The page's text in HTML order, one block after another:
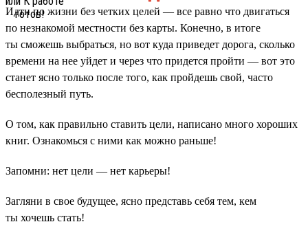
Идти по жизни без четких целей — все равно что двигаться
по незнакомой местности без карты. Конечно, в итоге
ты сможешь выбраться, но вот куда приведет дорога, сколько
времени на нее уйдет и через что придется пройти — вот это
станет ясно только после того, как пройдешь свой, часто
бесполезный путь.
О том, как правильно ставить цели, написано много хороших
книг. Ознакомься с ними как можно раньше!
Запомни: нет цели — нет карьеры!
Загляни в свое будущее, ясно представь себя тем, кем
ты хочешь стать!